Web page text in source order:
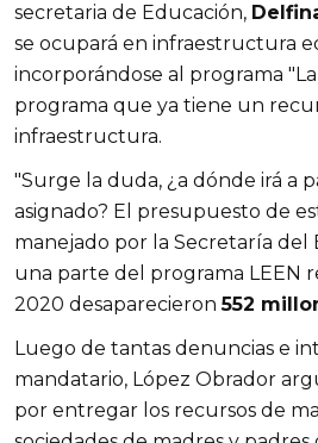
secretaria de Educación,
se ocupará en infraestructura
incorporándose al programa
programa que ya tiene un
infraestructura.
"Surge la duda, ¿a dónde irá a
asignado? El presupuesto de
manejado por la Secretaría del
una parte del programa LEEN
2020 desaparecieron552
Luego de tantas denuncias e
mandatario, López Obrador
por entregar los recursos de